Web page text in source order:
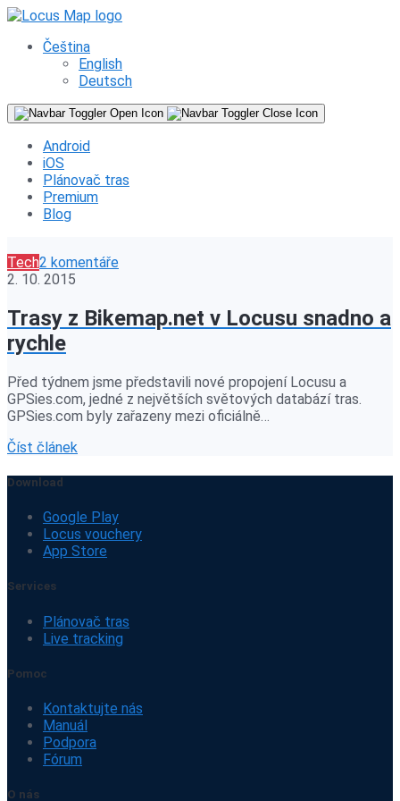
Čeština
English
Deutsch
Android
iOS
Plánovač tras
Premium
Blog
Tech2 komentáře
2. 10. 2015
Trasy z Bikemap.net v Locusu snadno a
rychle
Před týdnem jsme představili nové propojení Locusu a
GPSies.com, jedné z největších světových databází tras.
GPSies.com byly zařazeny mezi oficiálně…
Číst článek
Download
Google Play
Locus vouchery
App Store
Services
Plánovač tras
Live tracking
Pomoc
Kontaktujte nás
Manuál
Podpora
Fórum
O nás